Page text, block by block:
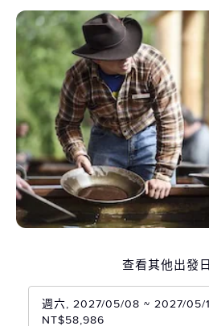
查看其他出發
週六, 2027/05/08 ~ 2027/05/
NT$58,986